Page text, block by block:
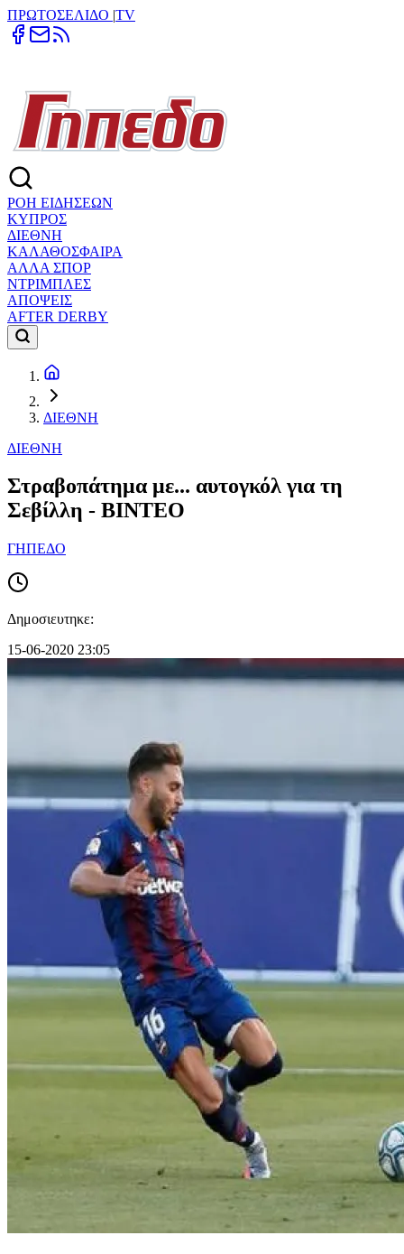
ΠΡΩΤΟΣΕΛΙΔΟ |TV
ΡΟΗ ΕΙΔΗΣΕΩΝ
ΚΥΠΡΟΣ
ΔΙΕΘΝΗ
ΚΑΛΑΘΟΣΦΑΙΡΑ
ΑΛΛΑ ΣΠΟΡ
ΝΤΡΙΜΠΛΕΣ
ΑΠΟΨΕΙΣ
AFTER DERBY
ΔΙΕΘΝΗ
ΔΙΕΘΝΗ
Στραβοπάτημα με... αυτογκόλ για τη
Σεβίλλη - ΒΙΝΤΕΟ
ΓΗΠΕΔΟ
Δημοσιευτηκε:
15-06-2020 23:05